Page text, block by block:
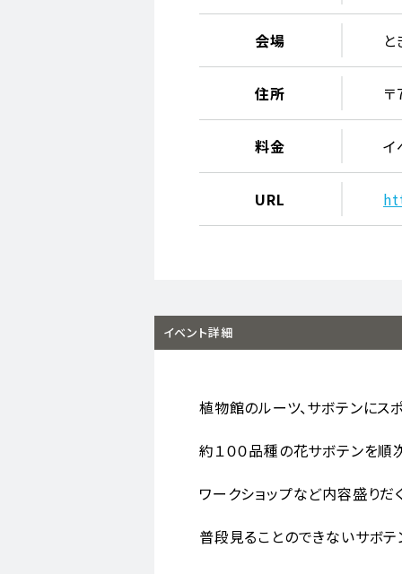
会場
住所
料金 イ
URL
イベント詳細
植物館のルーツ、サボテンにス
約１００品種の花サボテンを順
ワークショップなど内容盛りだ
普段見ることのできないサボテ